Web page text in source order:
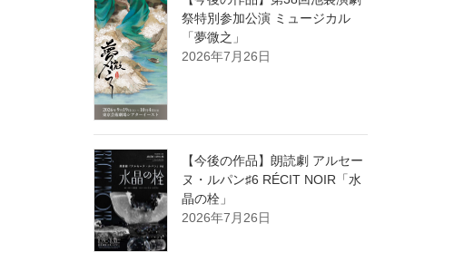
祭特別参加公演 ミュージカル
「夢微之」
2026年7月26日
【今後の作品】朗読劇 アルセー
ヌ・ルパン♯6 RÉCIT NOIR「水
晶の栓」
2026年7月26日